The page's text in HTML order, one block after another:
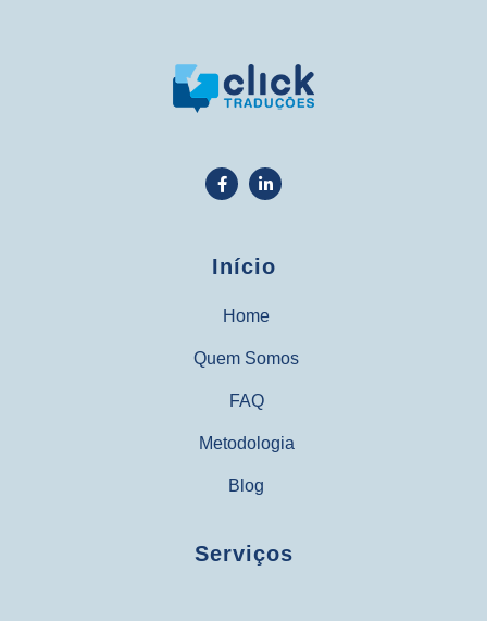
Início
Home
Quem Somos
FAQ
Metodologia
Blog
Serviços